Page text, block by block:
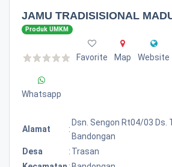
JAMU TRADISISIONAL
Produk UMKM
Favorite Map Website
Whatsapp
Alamat :
Dsn. Sengon Rt04/03 Ds.
Bandongan
Desa
: Trasan